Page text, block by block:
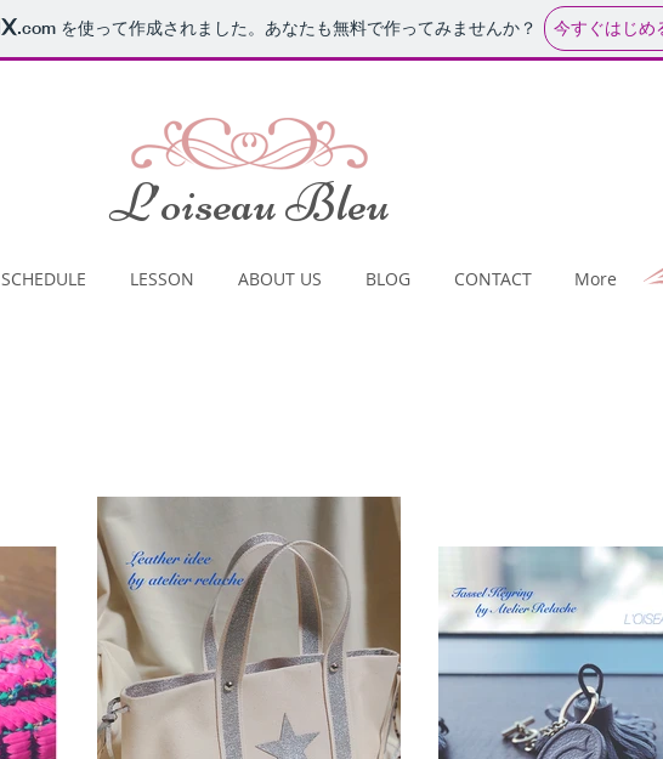
.com を使って作成されました。あなたも無料で作ってみませんか？ 今すぐはじめ
​L’oiseau Bleu
SCHEDULE LESSON ABOUT US BLOG CONTACT More